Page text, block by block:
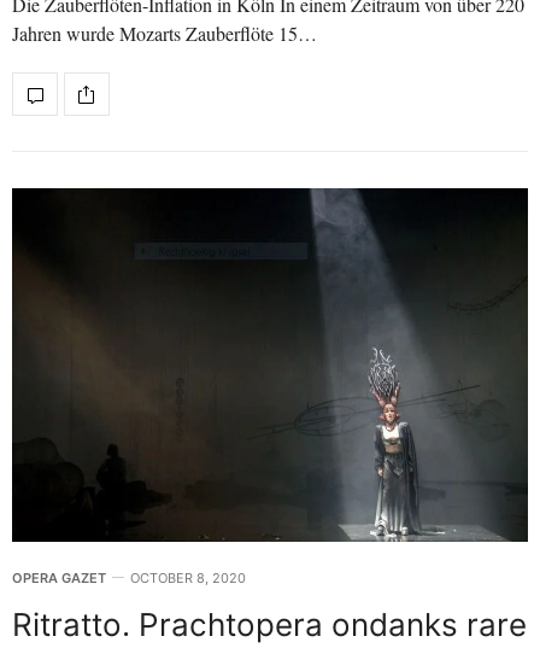
Jahren wurde Mozarts Zauberflöte 15…
OPERA GAZET OCTOBER 8, 2020
Ritratto. Prachtopera ondanks rare